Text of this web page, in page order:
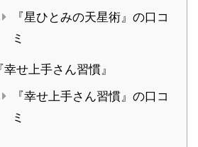
『星ひとみの天星術』の口コ
ミ
せ上手さん習慣』
『幸せ上手さん習慣』の口コ
ミ